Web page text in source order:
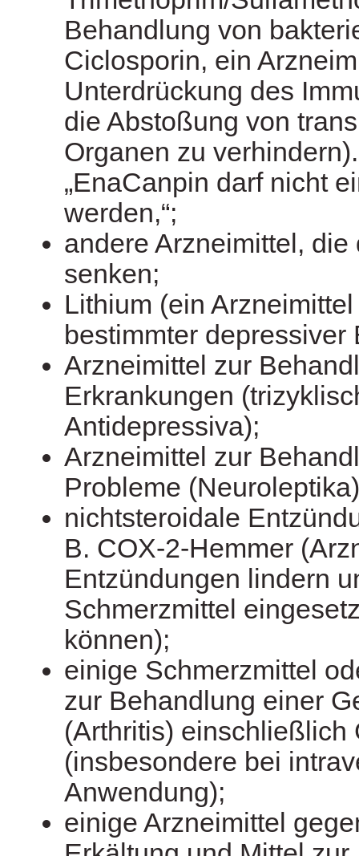
Behandlung von
Ciclosporin, ein
Unterdrückung des
die Abstoßung von
Organen zu
„EnaCanpin darf nicht
werden,“;
andere Arzneimittel, die
senken;
Lithium (ein
bestimmter depressiver
Arzneimittel zur
Erkrankungen
Antidepressiva);
Arzneimittel zur
Probleme
nichtsteroidale
B. COX-2-Hemmer
Entzündungen lindern
Schmerzmittel
können);
einige Schmerzmittel
zur Behandlung einer
(Arthritis) einschließlich
(insbesondere bei
Anwendung);
einige Arzneimittel